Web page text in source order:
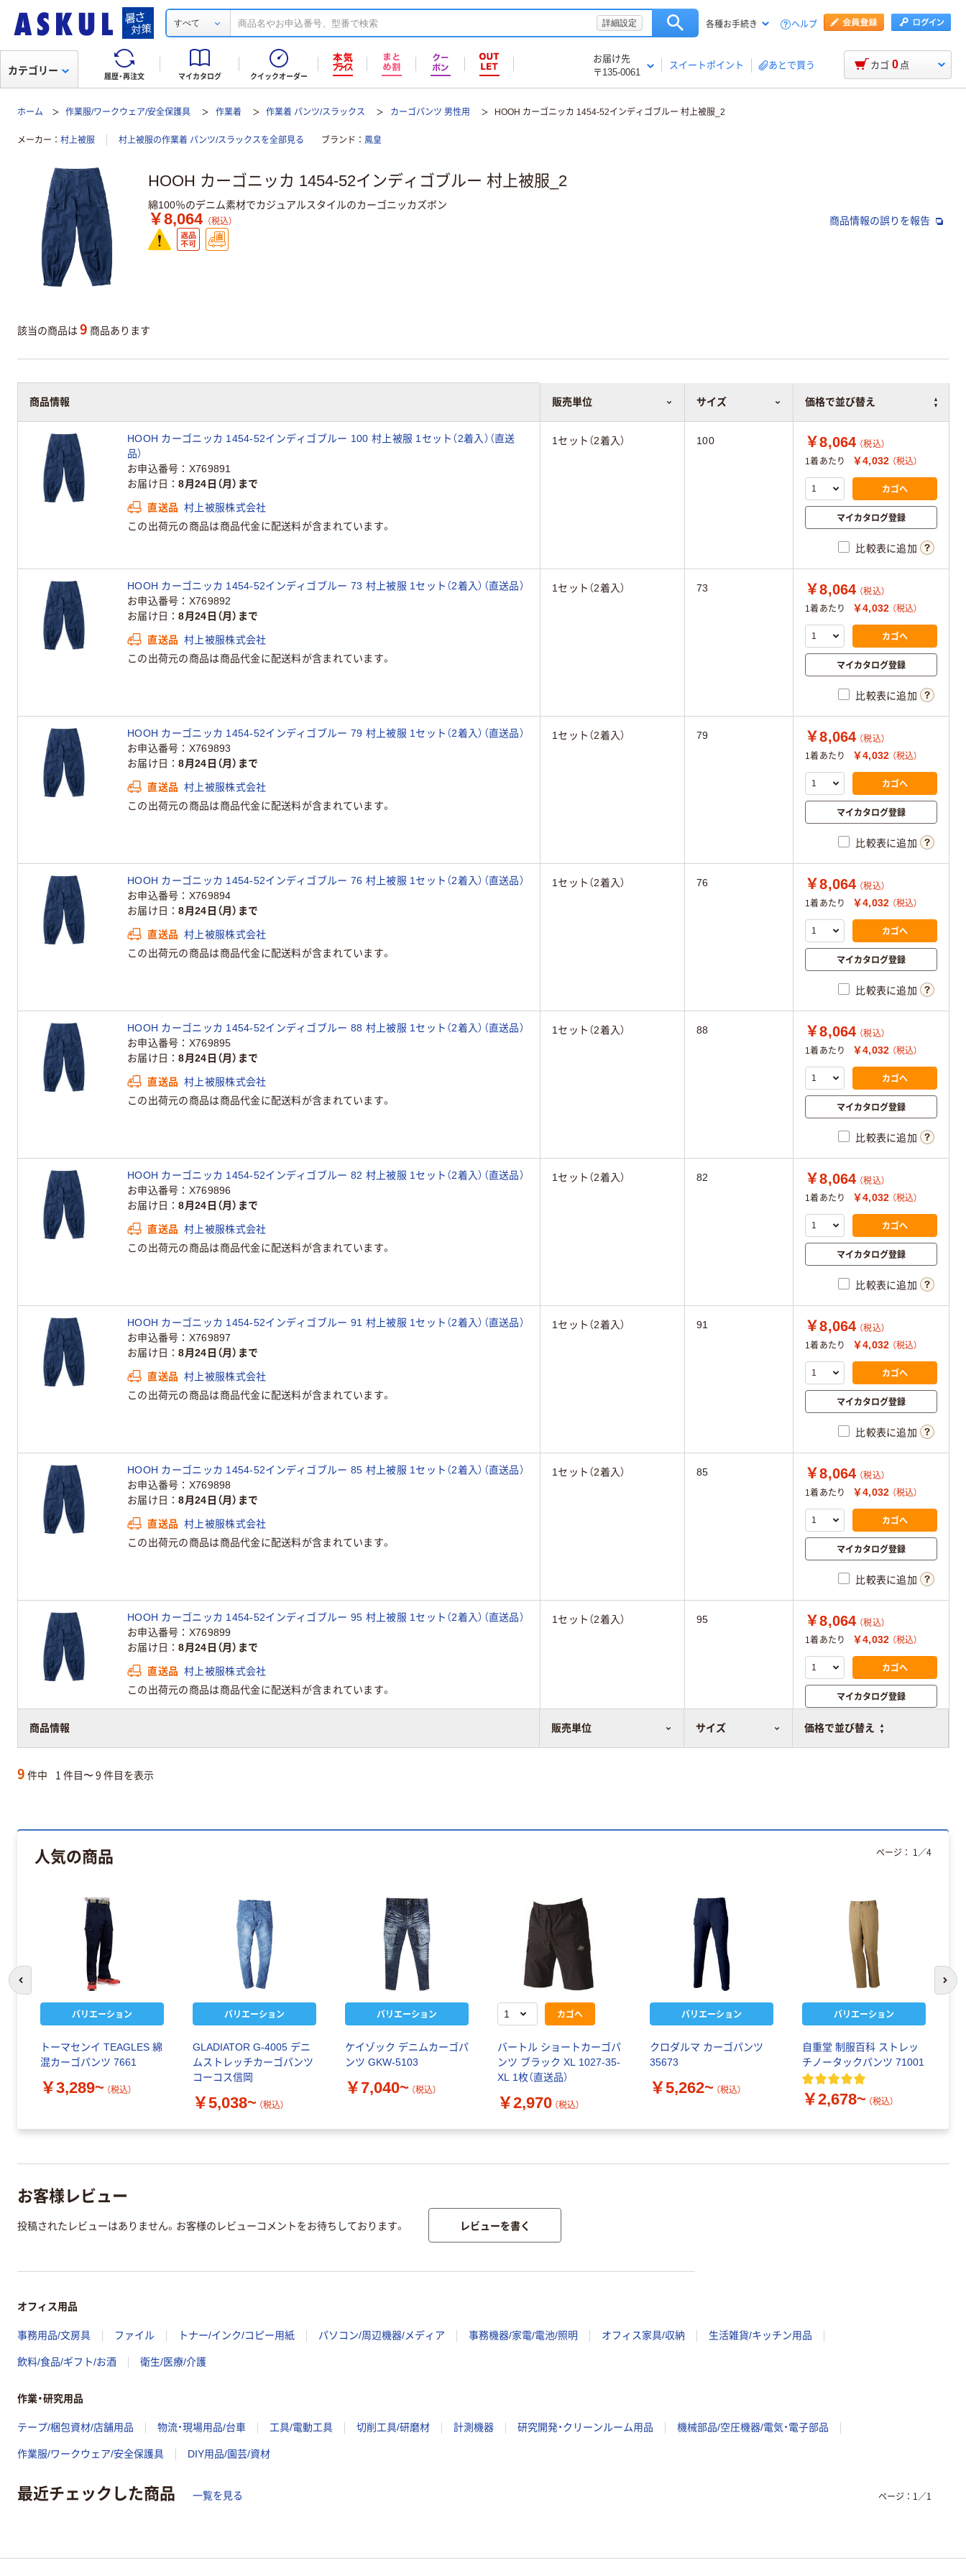
すべて 詳細設定 各種お手続き ヘルプ
履歴・再注文 マイカタログ クイックオーダー
お届け先
〒135-0061
スイートポイント あとで買う
カテゴリー カゴ 0 点
ホーム 作業服/ワークウェア/安全保護具 作業着 作業着 パンツ/スラックス カーゴパンツ 男性用 HOOH カーゴニッカ 1454-52インディゴブルー 村上被服_2
メーカー 村上被服 村上被服の作業着 パンツ/スラックスを全部見る ブランド 鳳皇
HOOH カーゴニッカ 1454-52インディゴブルー 村上被服_2
綿100％のデニム素材でカジュアルスタイルのカーゴニッカズボン
￥8,064 （税込） 商品情報の誤りを報告
該当の商品は 9 商品あります
商品情報 販売単位 サイズ 価格で並び替え
商品情報 販売単位 サイズ 価格で並び替え
HOOH カーゴニッカ 1454-52インディゴブルー 100 村上被服 1セット（2着入）（直送
品）
お申込番号
X769891
お届け日
8月24日（月）まで
直送品 村上被服株式会社
この出荷元の商品は商品代金に配送料が含まれています。
1セット（2着入） 100 ￥8,064 （税込）
1着あたり
￥4,032 （税込）
カゴへ
マイカタログ登録
比較表に追加
HOOH カーゴニッカ 1454-52インディゴブルー 73 村上被服 1セット（2着入）（直送品）
お申込番号
X769892
お届け日
8月24日（月）まで
直送品 村上被服株式会社
この出荷元の商品は商品代金に配送料が含まれています。
1セット（2着入） 73 ￥8,064 （税込）
1着あたり
￥4,032 （税込）
カゴへ
マイカタログ登録
比較表に追加
HOOH カーゴニッカ 1454-52インディゴブルー 79 村上被服 1セット（2着入）（直送品）
お申込番号
X769893
お届け日
8月24日（月）まで
直送品 村上被服株式会社
この出荷元の商品は商品代金に配送料が含まれています。
1セット（2着入） 79 ￥8,064 （税込）
1着あたり
￥4,032 （税込）
カゴへ
マイカタログ登録
比較表に追加
HOOH カーゴニッカ 1454-52インディゴブルー 76 村上被服 1セット（2着入）（直送品）
お申込番号
X769894
お届け日
8月24日（月）まで
直送品 村上被服株式会社
この出荷元の商品は商品代金に配送料が含まれています。
1セット（2着入） 76 ￥8,064 （税込）
1着あたり
￥4,032 （税込）
カゴへ
マイカタログ登録
比較表に追加
HOOH カーゴニッカ 1454-52インディゴブルー 88 村上被服 1セット（2着入）（直送品）
お申込番号
X769895
お届け日
8月24日（月）まで
直送品 村上被服株式会社
この出荷元の商品は商品代金に配送料が含まれています。
1セット（2着入） 88 ￥8,064 （税込）
1着あたり
￥4,032 （税込）
カゴへ
マイカタログ登録
比較表に追加
HOOH カーゴニッカ 1454-52インディゴブルー 82 村上被服 1セット（2着入）（直送品）
お申込番号
X769896
お届け日
8月24日（月）まで
直送品 村上被服株式会社
この出荷元の商品は商品代金に配送料が含まれています。
1セット（2着入） 82 ￥8,064 （税込）
1着あたり
￥4,032 （税込）
カゴへ
マイカタログ登録
比較表に追加
HOOH カーゴニッカ 1454-52インディゴブルー 91 村上被服 1セット（2着入）（直送品）
お申込番号
X769897
お届け日
8月24日（月）まで
直送品 村上被服株式会社
この出荷元の商品は商品代金に配送料が含まれています。
1セット（2着入） 91 ￥8,064 （税込）
1着あたり
￥4,032 （税込）
カゴへ
マイカタログ登録
比較表に追加
HOOH カーゴニッカ 1454-52インディゴブルー 85 村上被服 1セット（2着入）（直送品）
お申込番号
X769898
お届け日
8月24日（月）まで
直送品 村上被服株式会社
この出荷元の商品は商品代金に配送料が含まれています。
1セット（2着入） 85 ￥8,064 （税込）
1着あたり
￥4,032 （税込）
カゴへ
マイカタログ登録
比較表に追加
HOOH カーゴニッカ 1454-52インディゴブルー 95 村上被服 1セット（2着入）（直送品）
お申込番号
X769899
お届け日
8月24日（月）まで
直送品 村上被服株式会社
この出荷元の商品は商品代金に配送料が含まれています。
1セット（2着入） 95 ￥8,064 （税込）
1着あたり
￥4,032 （税込）
カゴへ
マイカタログ登録
比較表に追加
9 件中 1 件目〜 9 件目を表示
人気の商品
バリエーション
トーマセンイ TEAGLES 綿
混カーゴパンツ 7661
￥3,289~ （税込）
バリエーション
GLADIATOR G-4005 デニ
ムストレッチカーゴパンツ
コーコス信岡
￥5,038~ （税込）
バリエーション
ケイゾック デニムカーゴパ
ンツ GKW-5103
￥7,040~ （税込）
カゴへ
バートル ショートカーゴパ
ンツ ブラック XL 1027-35-
XL 1枚（直送品）
￥2,970 （税込）
バリエーション
クロダルマ カーゴパンツ
35673
￥5,262~ （税込）
バリエーション
自重堂 制服百科 ストレッ
チノータックパンツ 71001
￥2,678~ （税込）
ページ： 1 ／4
前のスライドへ 次
お客様レビュー
投稿されたレビューはありません。お客様のレビューコメントをお待ちしております。 レビューを書く
オフィス用品
事務用品/文房具 ファイル トナー/インク/コピー用紙 パソコン/周辺機器/メディア 事務機器/家電/電池/照明 オフィス家具/収納 生活雑貨/キッチン用品
飲料/食品/ギフト/お酒 衛生/医療/介護
作業・研究用品
テープ/梱包資材/店舗用品 物流・現場用品/台車 工具/電動工具 切削工具/研磨材 計測機器 研究開発・クリーンルーム用品 機械部品/空圧機器/電気・電子部品
作業服/ワークウェア/安全保護具 DIY用品/園芸/資材
最近チェックした商品 一覧を見る ページ： 1 ／1